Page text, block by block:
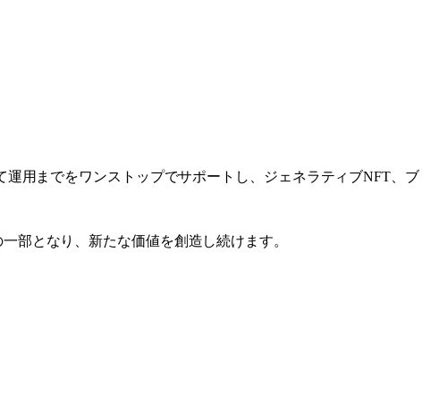
用までをワンストップでサポートし、ジェネラティブNFT、ブ
部となり、新たな価値を創造し続けます。